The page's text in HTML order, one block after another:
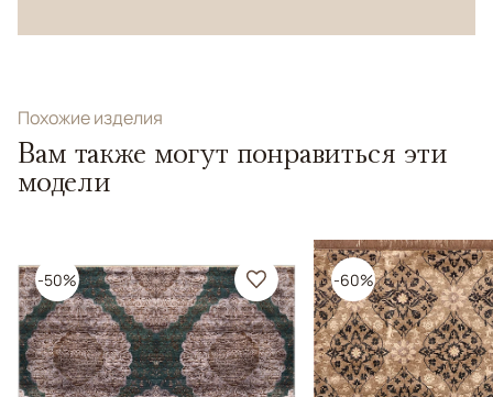
Похожие изделия
Вам также могут понравиться эти
модели
-50% -60%